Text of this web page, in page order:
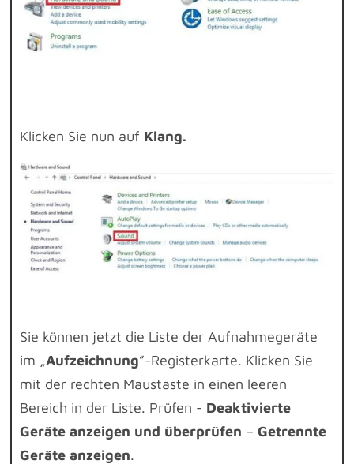
Klicken Sie nun auf Klang.
Sie können jetzt die Liste der Aufnahmegeräte
im „Aufzeichnung”-Registerkarte. Klicken Sie
mit der rechten Maustaste in einen leeren
Bereich in der Liste. Prüfen - Deaktivierte
Geräte anzeigen und überprüfen –Getrennte
Geräte anzeigen.